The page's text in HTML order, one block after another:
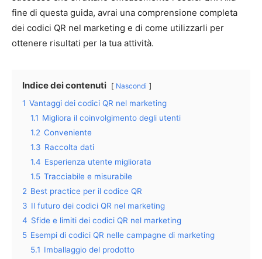
fine di questa guida, avrai una comprensione completa
dei codici QR nel marketing e di come utilizzarli per
ottenere risultati per la tua attività.
Indice dei contenuti Nascondi
1 Vantaggi dei codici QR nel marketing
1.1 Migliora il coinvolgimento degli utenti
1.2 Conveniente
1.3 Raccolta dati
1.4 Esperienza utente migliorata
1.5 Tracciabile e misurabile
2 Best practice per il codice QR
3 Il futuro dei codici QR nel marketing
4 Sfide e limiti dei codici QR nel marketing
5 Esempi di codici QR nelle campagne di marketing
5.1 Imballaggio del prodotto